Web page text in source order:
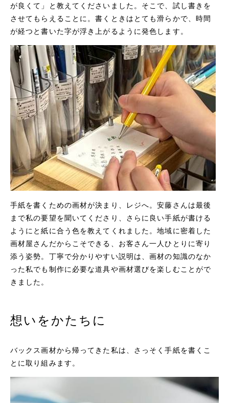
が良くて」と教えてくださいました。そこで、試し書きを
させてもらえることに。書くときはとても滑らかで、時間
が経つと書いた字が浮き上がるように発色します。
手紙を書くための画材が決まり、レジへ。安藤さんは最後
まで私の要望を聞いてくださり、さらに良い手紙が書ける
ようにと紙に合う色を教えてくれました。地域に密着した
画材屋さんだからこそできる、お客さん一人ひとりに寄り
添う姿勢。丁寧で分かりやすい説明は、画材の知識のなか
った私でも制作に必要な道具や画材選びを楽しむことがで
きました。
想いをかたちに
バックス画材から帰ってきた私は、さっそく手紙を書くこ
とに取り組みます。